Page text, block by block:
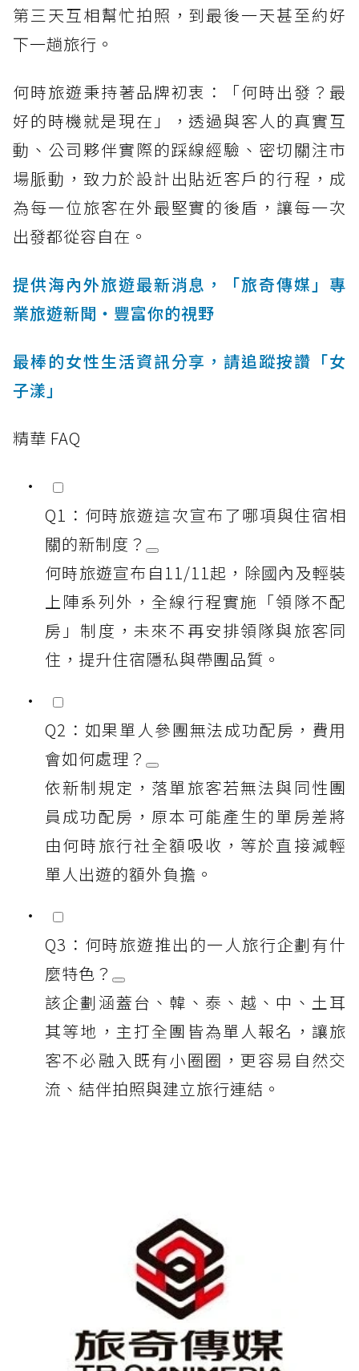
第三天互相幫忙拍照，到最後一天甚至約好
下一趟旅行。
何時旅遊秉持著品牌初衷：「何時出發？最
好的時機就是現在」，透過與客人的真實互
動、公司夥伴實際的踩線經驗、密切關注市
場脈動，致力於設計出貼近客戶的行程，成
為每一位旅客在外最堅實的後盾，讓每一次
出發都從容自在。
提供海內外旅遊最新消息，「旅奇傳媒」專
業旅遊新聞‧豐富你的視野
最棒的女性生活資訊分享，請追蹤按讚「女
子漾」
精華 FAQ
Q1：何時旅遊這次宣布了哪項與住宿相
關的新制度？
何時旅遊宣布自11/11起，除國內及輕裝
上陣系列外，全線行程實施「領隊不配
房」制度，未來不再安排領隊與旅客同
住，提升住宿隱私與帶團品質。
Q2：如果單人參團無法成功配房，費用
會如何處理？
依新制規定，落單旅客若無法與同性團
員成功配房，原本可能產生的單房差將
由何時旅行社全額吸收，等於直接減輕
單人出遊的額外負擔。
Q3：何時旅遊推出的一人旅行企劃有什
麼特色？
該企劃涵蓋台、韓、泰、越、中、土耳
其等地，主打全團皆為單人報名，讓旅
客不必融入既有小圈圈，更容易自然交
流、結伴拍照與建立旅行連結。